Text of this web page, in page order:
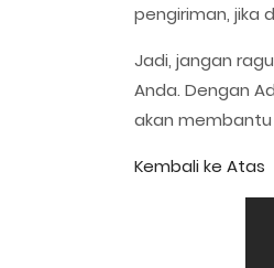
pengiriman, jika
Jadi, jangan
Anda. Dengan
akan
Kembali ke Atas